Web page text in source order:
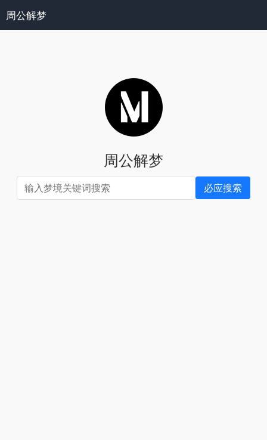
周公解梦
周公解梦
必应搜索